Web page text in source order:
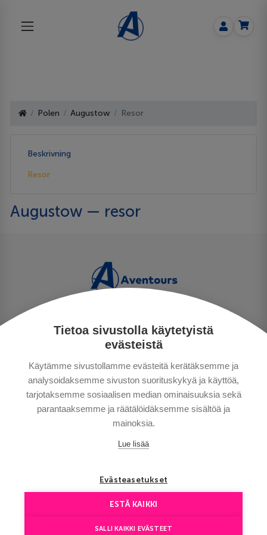
Tietoa sivustolla käytetyistä
evästeistä
Käytämme sivustollamme evästeitä kerätäksemme ja
analysoidaksemme sivuston suorituskykyä ja käyttöä,
tarjotaksemme sosiaalisen median ominaisuuksia sekä
parantaaksemme ja räätälöidäksemme sisältöä ja
mainoksia.
Lue lisää
Evästeasetukset
ESTÄ KAIKKI
SALLI KAIKKI EVÄSTEET
Polen Augustow Resor
Beskrivning
Resor
Augustow — resor
PERSONUPPGIFTSPOLICY
BETALNINGSVILLKOR
RESEVILLKOR
BRA ATT VETA
KONTAKTA OSS
Copyright © Aventours 2026